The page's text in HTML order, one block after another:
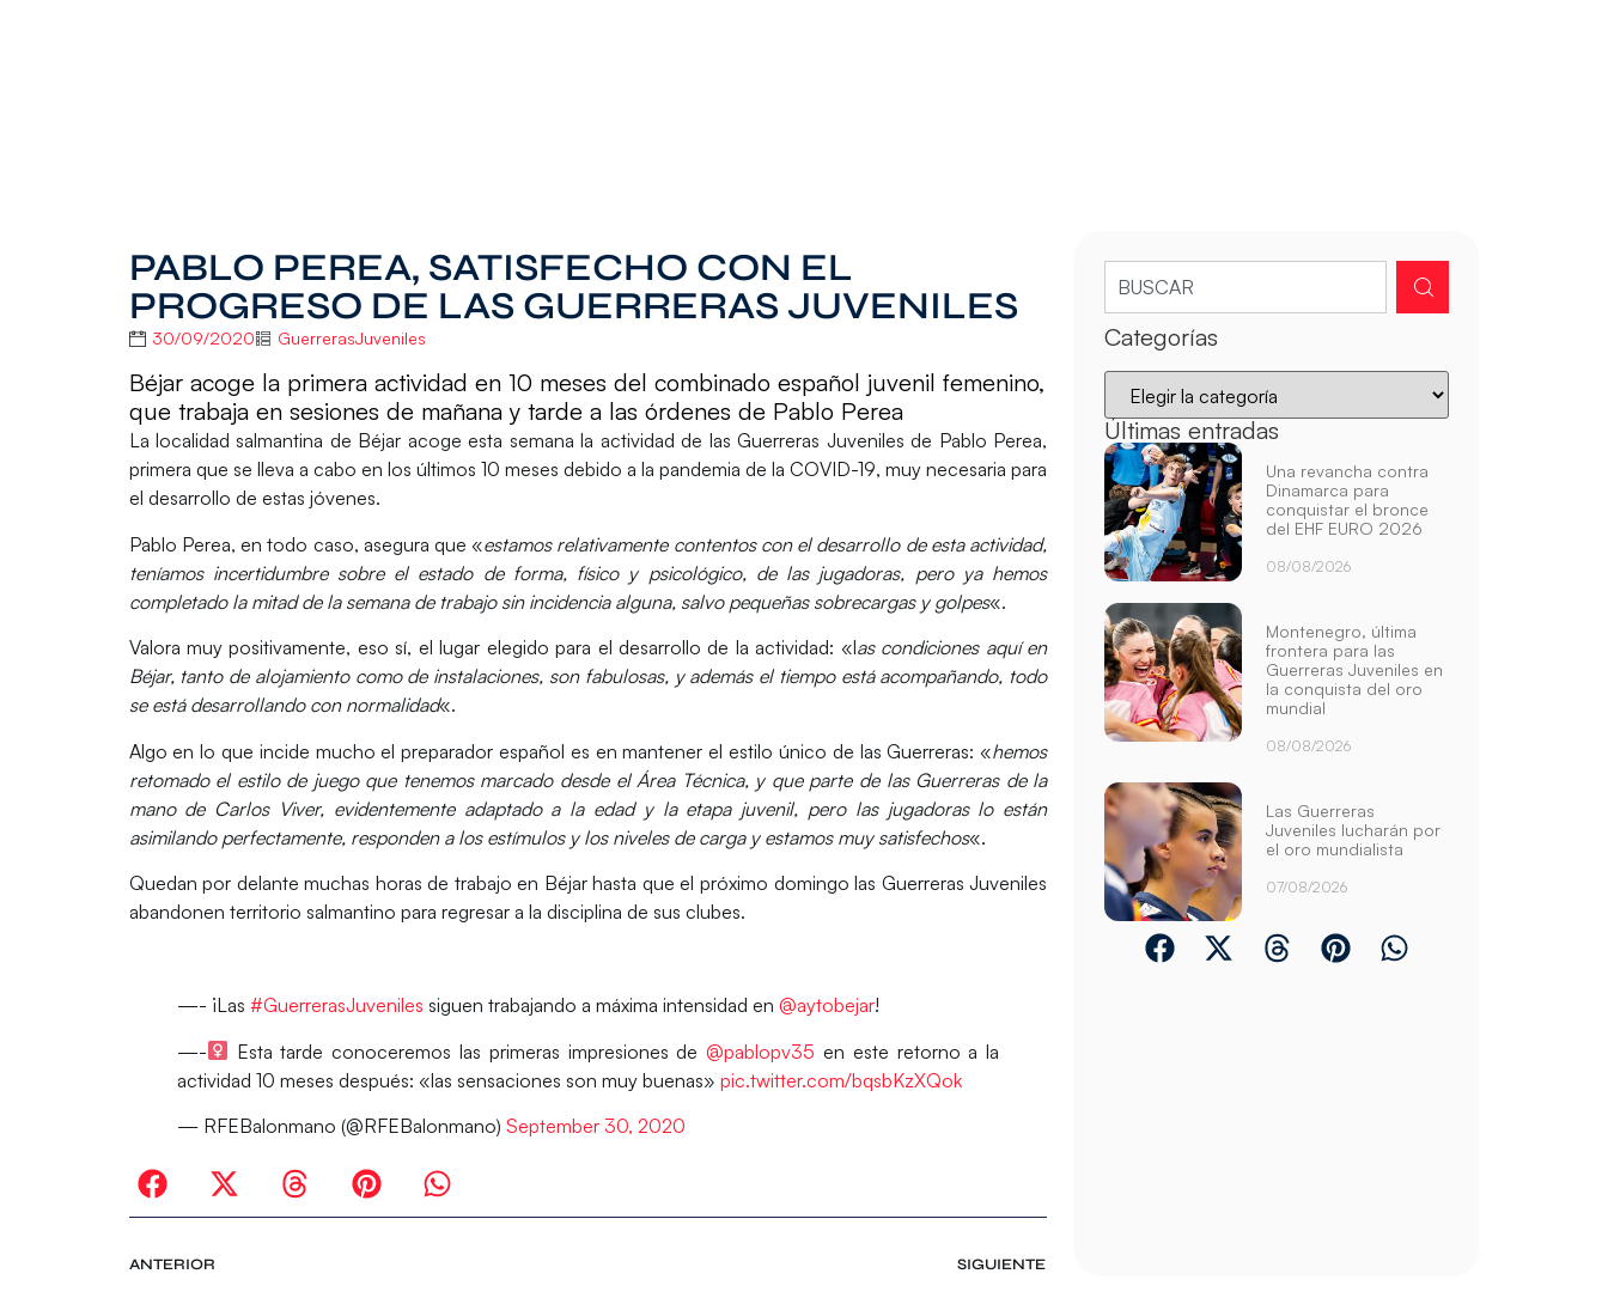
PABLO PEREA, SATISFECHO CON EL
PROGRESO DE LAS GUERRERAS JUVENILES
30/09/2020 GuerrerasJuveniles
Béjar acoge la primera actividad en 10 meses del combinado español juvenil femenino,
que trabaja en sesiones de mañana y tarde a las órdenes de Pablo Perea
La localidad salmantina de Béjar acoge esta semana la actividad de lasGuerreras Juveniles de Pablo Perea,
primera que se lleva a cabo en los últimos 10 meses debido a la pandemia de laCOVID-19, muy necesaria para
el desarrollo de estas jóvenes.
Pablo Perea, en todo caso, asegura que «estamos relativamente contentos con el desarrollo de esta actividad,
teníamos incertidumbre sobre el estado de forma, físico y psicológico, de las jugadoras, pero ya hemos
completado la mitad de la semana de trabajo sin incidencia alguna, salvo pequeñas sobrecargas y golpes«.
Valora muy positivamente, eso sí, el lugar elegido para el desarrollo de la actividad: «las condiciones aquí en
Béjar, tanto de alojamiento como de instalaciones, son fabulosas, y además el tiempo está acompañando, todo
se está desarrollando con normalidad«.
Algo en lo que incide mucho el preparador español es en mantener el estilo único de las Guerreras: «hemos
retomado el estilo de juego que tenemos marcado desde el Área Técnica, y que parte de las Guerreras de la
mano de Carlos Viver, evidentemente adaptado a la edad y la etapa juvenil, pero las jugadoras lo están
asimilando perfectamente, responden a los estímulos y los niveles de carga y estamos muy satisfechos«.
Quedan por delante muchas horas de trabajo en Béjar hasta que el próximo domingo las Guerreras Juveniles
abandonen territorio salmantino para regresar a la disciplina de sus clubes.
—- ¡Las #GuerrerasJuveniles siguen trabajando a máxima intensidad en @aytobejar!
—-‍
Esta tarde conoceremos las primeras impresiones de@pablopv35 en este retorno a la
actividad 10 meses después: «las sensaciones son muy buenas» pic.twitter.com/bqsbKzXQok
— RFEBalonmano (@RFEBalonmano) September 30, 2020
ANTERIOR SIGUIENTE
Categorías
Últimas entradas
Una revancha contra
Dinamarca para
conquistar el bronce
del EHF EURO 2026
08/08/2026
Montenegro, última
frontera para las
Guerreras Juveniles en
la conquista del oro
mundial
08/08/2026
Las Guerreras
Juveniles lucharán por
el oro mundialista
07/08/2026